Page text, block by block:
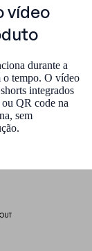
vídeo
durante a
o tempo. O vídeo
integrados
QR code na
sem